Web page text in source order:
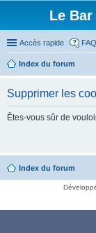
Le
Accès rapide FAQ
Index du forum
Supprimer les
Êtes-vous sûr de
Index du forum